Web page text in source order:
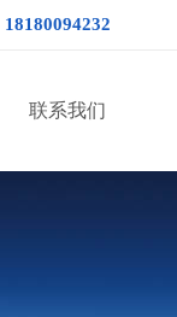
18180094232
联系我们